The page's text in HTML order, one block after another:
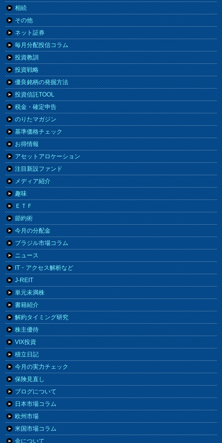
相続
その他
ネット証券
毎月分配投信コラム
投資教訓
投資戦略
優良銘柄の発掘方法
投資信託TOOL
税金・確定申告
のりたマガジン
基準価格チェック
お得情報
アセットアロケーション
注目新設ファンド
メディア紹介
趣味
ＥＴＦ
節約術
今月の分配金
ブラジル市場コラム
ニュース
IT・アクセス解析など
J-REIT
単元未満株
書籍紹介
解約タイミング研究
株主優待
VIX投資
積立日記
今月の実力チェック
保険見直し
ブログについて
日本市場コラム
欧州市場
米国市場コラム
金について